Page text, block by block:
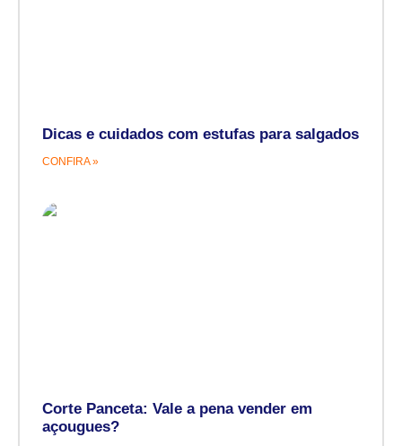
Dicas e cuidados com estufas para salgados
CONFIRA »
Corte Panceta: Vale a pena vender em
açougues?